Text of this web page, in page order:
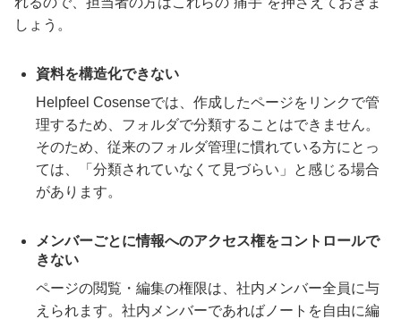
しょう。
資料を構造化できない
Helpfeel Cosenseでは、作成したページをリンクで管
理するため、フォルダで分類することはできません。
そのため、従来のフォルダ管理に慣れている方にとっ
ては、「分類されていなくて見づらい」と感じる場合
があります。
メンバーごとに情報へのアクセス権をコントロールで
きない
ページの閲覧・編集の権限は、社内メンバー全員に与
えられます。社内メンバーであればノートを自由に編